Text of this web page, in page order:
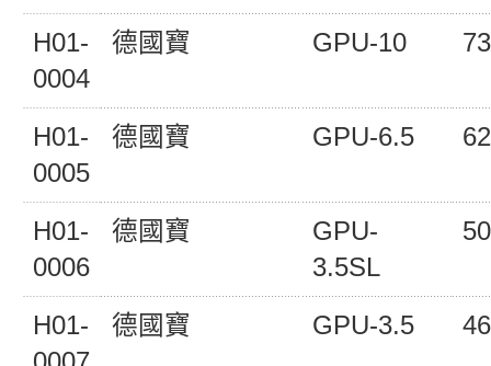
H01-
0004
德國寶 GPU-10 73
H01-
0005
德國寶 GPU-6.5 62
H01-
0006
德國寶
GPU-
3.5SL
50
H01-
德國寶 GPU-3.5 46